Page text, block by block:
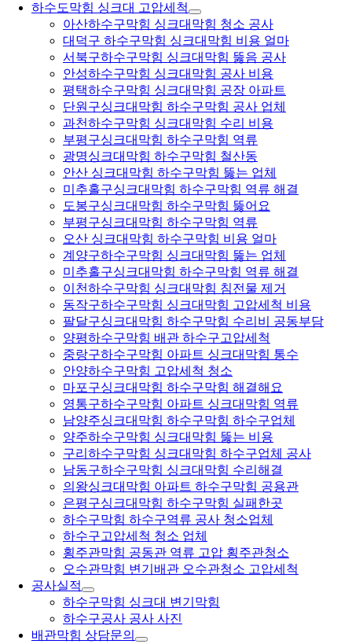
하수도막힘 싱크대 고압세척
아산하수구막힘 싱크대막힘 청소 공사
대덕구 하수구막힘 싱크대막힘 비용 얼마
서북구하수구막힘 싱크대막힘 뚫음 공사
안성하수구막힘 싱크대막힘 공사 비용
평택하수구막힘 싱크대막힘 공장 아파트
단원구싱크대막힘 하수구막힘 공사 업체
과천하수구막힘 싱크대막힘 수리 비용
부평구싱크대막힘 하수구막힘 역류
광명싱크대막힘 하수구막힘 철산동
안산 싱크대막힘 하수구막힘 뚫는 업체
미추홀구싱크대막힘 하수구막힘 역류 해결
도봉구싱크대막힘 하수구막힘 뚫어요
부평구싱크대막힘 하수구막힘 역류
오산 싱크대막힘 하수구막힘 비용 얼마
계양구하수구막힘 싱크대막힘 뚫는 업체
미추홀구싱크대막힘 하수구막힘 역류 해결
이천하수구막힘 싱크대막힘 침전물 제거
동작구하수구막힘 싱크대막힘 고압세척 비용
팔달구싱크대막힘 하수구막힘 수리비 공동부담
양평하수구막힘 배관 하수구고압세척
중랑구하수구막힘 아파트 싱크대막힘 통수
안양하수구막힘 고압세척 청소
마포구싱크대막힘 하수구막힘 해결해요
영통구하수구막힘 아파트 싱크대막힘 역류
남양주싱크대막힘 하수구막힘 하수구업체
양주하수구막힘 싱크대막힘 뚫는 비용
구리하수구막힘 싱크대막힘 하수구업체 공사
남동구하수구막힘 싱크대막힘 수리해결
의왕싱크대막힘 아파트 하수구막힘 공용관
은평구싱크대막힘 하수구막힘 실패한곳
하수구막힘 하수구역류 공사 청소업체
하수구고압세척 청소 업체
횡주관막힘 공동관 역류 고압 횡주관청소
오수관막힘 변기배관 오수관청소 고압세척
공사실적
하수구막힘 싱크대 변기막힘
하수구공사 공사 사진
배관막힘 상담문의